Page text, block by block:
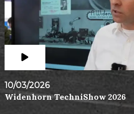
10/03/2026
Widenhorn TechniShow 2026